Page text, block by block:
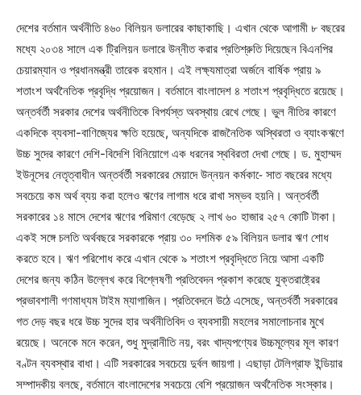
দেশের বর্তমান অর্থনীতি ৪৬০ বিলিয়ন ডলারের কাছাকাছি। এখান থেকে আগামী ৮ বছরের
মধ্যে ২০৩৪ সালে এক ট্রিলিয়ন ডলারে উন্নীত করার প্রতিশ্রুতি দিয়েছেন বিএনপির
চেয়ারম্যান ও প্রধানমন্ত্রী তারেক রহমান। এই লক্ষ্যমাত্রা অর্জনে বার্ষিক প্রায় ৯
শতাংশ অর্থনৈতিক প্রবৃদ্ধি প্রয়োজন। বর্তমানে বাংলাদেশ ৪ শতাংশ প্রবৃদ্ধিতে রয়েছে।
অন্তর্বর্তী সরকার দেশের অর্থনীতিকে বিপর্যস্ত অবস্থায় রেখে গেছে। ভুল নীতির কারণে
একদিকে ব্যবসা-বাণিজ্যের ক্ষতি হয়েছে, অন্যদিকে রাজনৈতিক অস্থিরতা ও ব্যাংকঋণে
উচ্চ সুদের কারণে দেশি-বিদেশি বিনিয়োগে এক ধরনের স্থবিরতা দেখা গেছে। ড. মুহাম্মদ
ইউনূসের নেতৃত্বাধীন অন্তর্বর্তী সরকারের মেয়াদে উন্নয়ন কর্মকা-ে সাত বছরের মধ্যে
সবচেয়ে কম অর্থ ব্যয় করা হলেও ঋণের লাগাম ধরে রাখা সম্ভব হয়নি। অন্তর্বর্তী
সরকারের ১৪ মাসে দেশের ঋণের পরিমাণ বেড়েছে ২ লাখ ৬০ হাজার ২৫৭ কোটি টাকা।
একই সঙ্গে চলতি অর্থবছরে সরকারকে প্রায় ৩০ দশমিক ৫৯ বিলিয়ন ডলার ঋণ শোধ
করতে হবে। ঋণ পরিশোধ করে এখান থেকে ৯ শতাংশ প্রবৃদ্ধিতে নিয়ে আসা একটি
দেশের জন্য কঠিন উল্লেখ করে বিশ্লেষণী প্রতিবেদন প্রকাশ করেছে যুক্তরাষ্ট্রের
প্রভাবশালী গণমাধ্যম টাইম ম্যাগাজিন। প্রতিবেদনে উঠে এসেছে, অন্তর্বর্তী সরকারের
গত দেড় বছর ধরে উচ্চ সুদের হার অর্থনীতিবিদ ও ব্যবসায়ী মহলের সমালোচনার মুখে
রয়েছে। অনেকে মনে করেন, শুধু মুদ্রানীতি নয়, বরং খাদ্যপণ্যের উচ্চমূল্যের মূল কারণ
বণ্টন ব্যবস্থার বাধা। এটি সরকারের সবচেয়ে দুর্বল জায়গা। এছাড়া টেলিগ্রাফ ইন্ডিয়ার
সম্পাদকীয় বলছে, বর্তমানে বাংলাদেশের সবচেয়ে বেশি প্রয়োজন অর্থনৈতিক সংস্কার।